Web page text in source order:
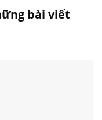
bài viết